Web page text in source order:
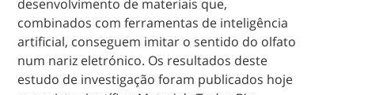
desenvolvimento de materiais que,
combinados com ferramentas de inteligência
artificial, conseguem imitar o sentido do olfato
num nariz eletrónico. Os resultados deste
estudo de investigação foram publicados hoje